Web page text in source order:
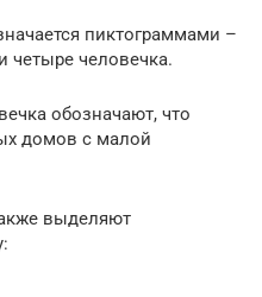
пиктограммами –
четыре человечка.
обозначают, что
домов с малой
выделяют